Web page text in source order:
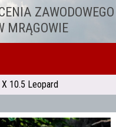
ZAWODOWEGO
MRĄGOWIE
X 10.5 Leopard